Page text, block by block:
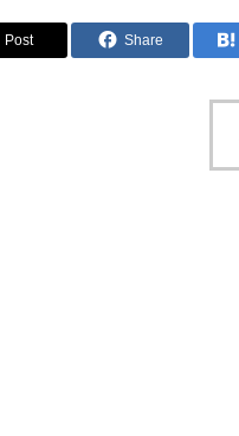
Post Share